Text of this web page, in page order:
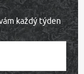
každý týden